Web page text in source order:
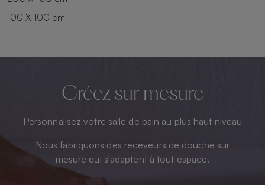
100 X 100 cm
Créez sur mesure
Personnalisez votre salle de bain au plus haut niveau
Nous fabriquons des receveurs de douche sur
mesure qui s'adaptent à tout espace.